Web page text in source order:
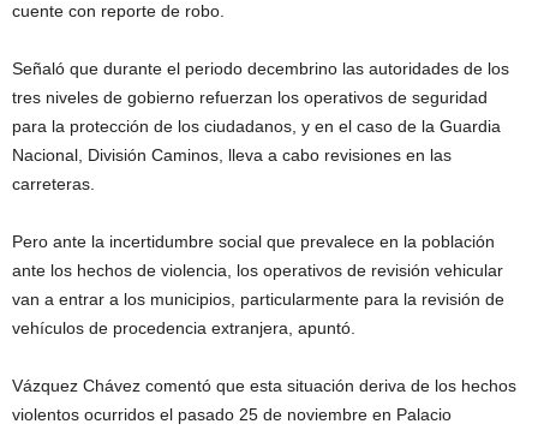
cuente con reporte de robo.
Señaló que durante el periodo decembrino las autoridades de los
tres niveles de gobierno refuerzan los operativos de seguridad
para la protección de los ciudadanos, y en el caso de la Guardia
Nacional, División Caminos, lleva a cabo revisiones en las
carreteras.
Pero ante la incertidumbre social que prevalece en la población
ante los hechos de violencia, los operativos de revisión vehicular
van a entrar a los municipios, particularmente para la revisión de
vehículos de procedencia extranjera, apuntó.
Vázquez Chávez comentó que esta situación deriva de los hechos
violentos ocurridos el pasado 25 de noviembre en Palacio